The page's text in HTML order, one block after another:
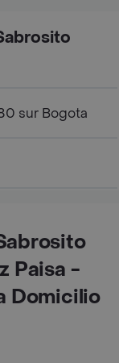
sur Bogota
Paisa -
Domicilio